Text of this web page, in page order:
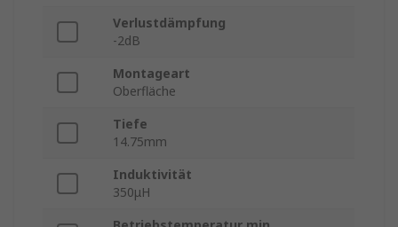
Verlustdämpfung
-2dB
Montageart
Oberfläche
Tiefe
14.75mm
Induktivität
350μH